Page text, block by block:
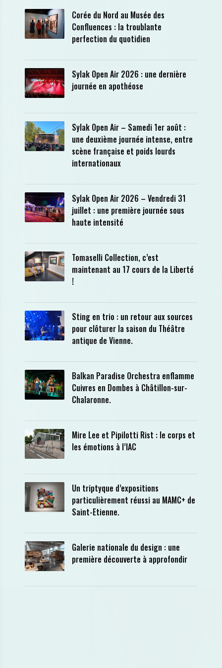
Corée du Nord au Musée des
Confluences : la troublante
perfection du quotidien
Sylak Open Air 2026 : une dernière
journée en apothéose
Sylak Open Air – Samedi 1er août :
une deuxième journée intense, entre
scène française et poids lourds
internationaux
Sylak Open Air 2026 – Vendredi 31
juillet : une première journée sous
haute intensité
Tomaselli Collection, c’est
maintenant au 17 cours de la Liberté
!
Sting en trio : un retour aux sources
pour clôturer la saison du Théâtre
antique de Vienne.
Balkan Paradise Orchestra enflamme
Cuivres en Dombes à Châtillon-sur-
Chalaronne.
Mire Lee et Pipilotti Rist : le corps et
les émotions à l’IAC
Un triptyque d’expositions
particulièrement réussi au MAMC+ de
Saint-Etienne.
Galerie nationale du design : une
première découverte à approfondir